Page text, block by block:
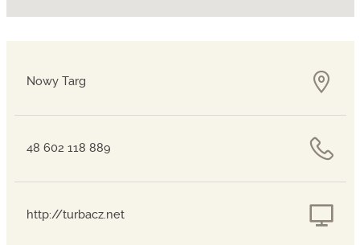
Nowy Targ
48 602 118 889
http://turbacz.net